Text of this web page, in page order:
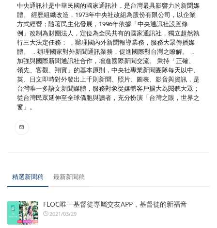
中央通訊社是中華民國的國家通訊社，是台灣最具影響力的新聞媒
體。 經歷組織改造，1973年中央社改組為股份有限公司，以企業
方式經營；隨著民主化發展，1996年依據「中央通訊社設置條
例」改制為財團法人，定位為全民共有的國家通訊社，獨立超然執
行三大法定任務： ．辦理國內外新聞報導業務，服務大眾傳播媒
體。 ．辦理國家對外新聞通訊業務，促進國際對台灣之瞭解。 ．
加強與國際新聞通訊社合作，增進國際新聞交流。 秉持「正確、
領先、客觀、翔實」的基本原則，中央社專業新聞團隊每天以中、
英、日文即時對外發出上千則新聞、照片、圖表、影音與資訊，是
台灣唯一多語文新聞媒體，服務對象從媒體客戶擴大為閱聽大眾；
從台灣民眾延伸至全球僑胞與讀者，充分扮演「台灣之眼，世界之
窗」。
精選新聞稿 最新新聞稿
FLOC唯一基督徒專屬交友APP，基督徒的新福音
2021/03/29